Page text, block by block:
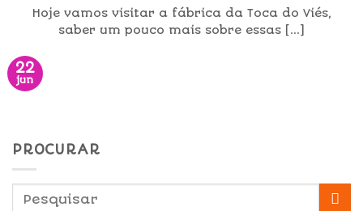
Hoje vamos visitar a fábrica da Toca do Viés,
saber um pouco mais sobre essas [...]
22
jun
PROCURAR